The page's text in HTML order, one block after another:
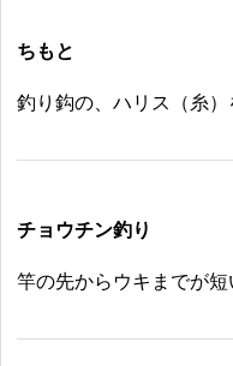
ちもと
釣り鈎の、ハリス（糸）
チョウチン釣り
竿の先からウキまでが短